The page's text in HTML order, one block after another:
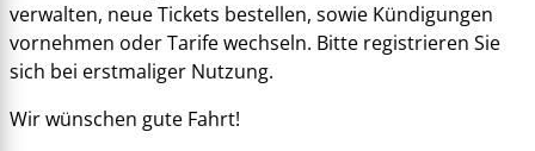
verwalten, neue Tickets bestellen, sowie Kündigungen
vornehmen oder Tarife wechseln. Bitte registrieren Sie
sich bei erstmaliger Nutzung.
Wir wünschen gute Fahrt!